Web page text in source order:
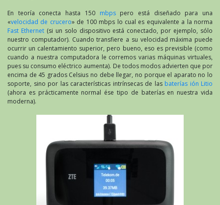
En teoría conecta hasta 150 mbpspero está diseñado para una
«velocidad de crucero» de 100 mbps lo cual es equivalente a la norma
Fast Ethernet(si un solo dispositivo está conectado, por ejemplo, sólo
nuestro computador). Cuando transfiere a su velocidad máxima puede
ocurrir un calentamiento superior, pero bueno, eso es previsible (como
cuando a nuestra computadora le corremos varias máquinas virtuales,
pues su consumo eléctrico aumenta). De todos modos advierten que por
encima de 45 grados Celsius no debe llegar, no porque el aparato no lo
soporte, sino por las características intrínsecas de las baterías ión Litio
(ahora es prácticamente normal ése tipo de baterías en nuestra vida
moderna).